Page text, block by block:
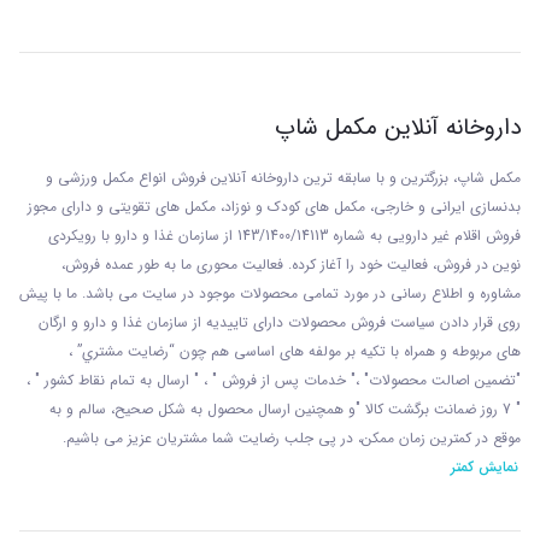
داروخانه آنلاین مکمل شاپ
مکمل شاپ، بزرگترین و با سابقه ترین داروخانه آنلاین فروش انواع مکمل ورزشی و
بدنسازی ایرانی و خارجی، مکمل های کودک و نوزاد، مکمل های تقویتی و دارای مجوز
فروش اقلام غیر دارویی به شماره 143/1400/14113 از
سازمان غذا و دارو با رويکردی
نوين در فروش، فعاليت خود را آغاز کرده. فعاليت محوری ما به طور عمده فروش،
مشاوره و اطلاع رسانی در مورد تمامی محصولات موجود در سایت می باشد. ما با پيش
روی قرار دادن سياست فروش محصولات دارای تاييديه از سازمان غذا و دارو و ارگان
های مربوطه و همراه با تکيه بر مولفه های اساسی هم چون “رضايت مشتري” ،
"تضمين اصالت محصولات" ،" خدمات پس از فروش " ، " ارسال به تمام نقاط کشور " ،
" 7 روز ضمانت برگشت کالا "و همچنين ارسال محصول به شکل صحيح، سالم و به
موقع در کمترين زمان ممکن، در پی جلب رضايت شما مشتريان عزیز می باشيم.
نمایش کمتر